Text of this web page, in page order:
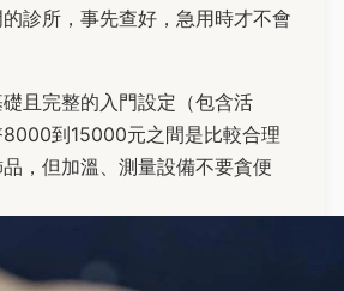
診所，事先查好，急用時才不會
且完整的入門設定（包含活
到15000元之間是比較合理
，但加溫、測量設備不要貪便